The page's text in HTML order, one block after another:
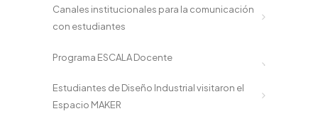
Canales institucionales para la comunicación
con estudiantes
Programa ESCALA Docente
Estudiantes de Diseño Industrial visitaron el
Espacio MAKER